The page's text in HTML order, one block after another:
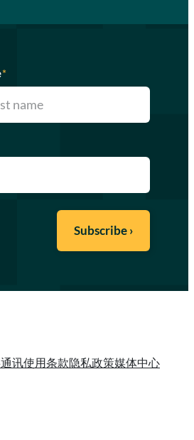
*
讯使用条款隐私政策媒体中心